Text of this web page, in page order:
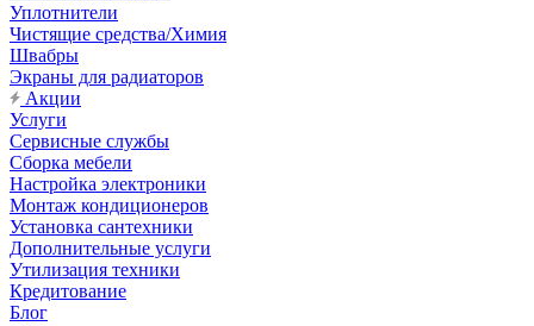
Уплотнители
Чистящие средства/Химия
Швабры
Экраны для радиаторов
Акции
Услуги
Сервисные службы
Сборка мебели
Настройка электроники
Монтаж кондиционеров
Установка сантехники
Дополнительные услуги
Утилизация техники
Кредитование
Блог